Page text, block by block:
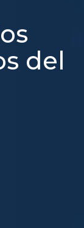
del